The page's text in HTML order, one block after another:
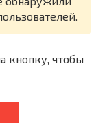
кнопку, чтобы